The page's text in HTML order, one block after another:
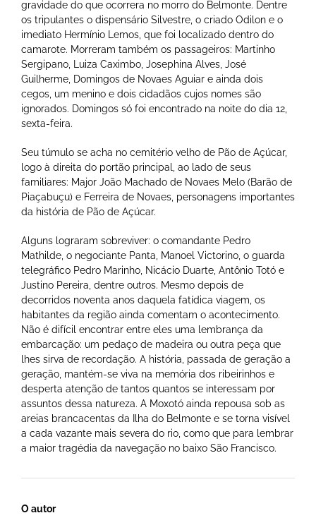
gravidade do que ocorrera no morro do Belmonte. Dentre
os tripulantes o dispensário Silvestre, o criado Odilon e o
imediato Hermínio Lemos, que foi localizado dentro do
camarote. Morreram também os passageiros: Martinho
Sergipano, Luiza Caximbo, Josephina Alves, José
Guilherme, Domingos de Novaes Aguiar e ainda dois
cegos, um menino e dois cidadãos cujos nomes são
ignorados. Domingos só foi encontrado na noite do dia 12,
sexta-feira.
Seu túmulo se acha no cemitério velho de Pão de Açúcar,
logo à direita do portão principal, ao lado de seus
familiares: Major João Machado de Novaes Melo (Barão de
Piaçabuçu) e Ferreira de Novaes, personagens importantes
da história de Pão de Açúcar.
Alguns lograram sobreviver: o comandante Pedro
Mathilde, o negociante Panta, Manoel Victorino, o guarda
telegráfico Pedro Marinho, Nicácio Duarte, Antônio Totó e
Justino Pereira, dentre outros. Mesmo depois de
decorridos noventa anos daquela fatídica viagem, os
habitantes da região ainda comentam o acontecimento.
Não é difícil encontrar entre eles uma lembrança da
embarcação: um pedaço de madeira ou outra peça que
lhes sirva de recordação. A história, passada de geração a
geração, mantém-se viva na memória dos ribeirinhos e
desperta atenção de tantos quantos se interessam por
assuntos dessa natureza. A Moxotó ainda repousa sob as
areias brancacentas da Ilha do Belmonte e se torna visível
a cada vazante mais severa do rio, como que para lembrar
a maior tragédia da navegação no baixo São Francisco.
O autor